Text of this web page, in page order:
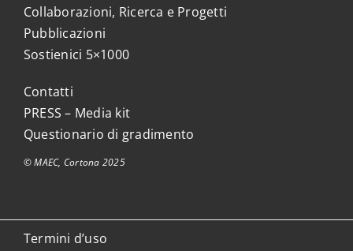
Collaborazioni, Ricerca e Progetti
Pubblicazioni
Sostienici 5×1000
Contatti
PRESS – Media kit
Questionario di gradimento
© MAEC, Cortona 2025
Termini d’uso